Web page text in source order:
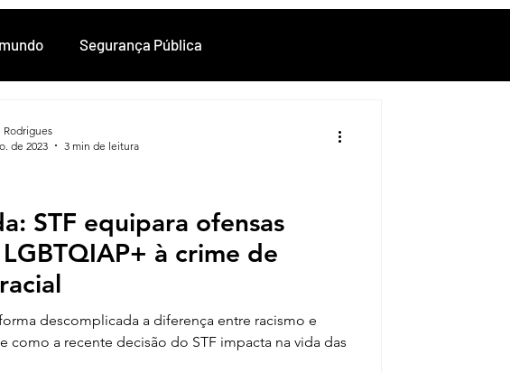
Segurança Pública
STF equipara ofensas
à crime de
descomplicada a diferença entre racismo e
como a recente decisão do STF impacta na vida das
Rodrigues
de 2023
3 min de leitura